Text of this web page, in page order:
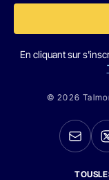
En cliquant sur
© 2026